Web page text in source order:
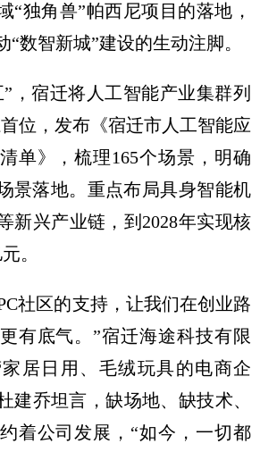
“独角兽”帕西尼项目的落地，
“数智新城”建设的生动注脚。
，宿迁将人工智能产业集群列
位，发布《宿迁市人工智能应
单》，梳理165个场景，明确
景落地。重点布局具身智能机
新兴产业链，到2028年实现核
。
社区的支持，让我们在创业路
有底气。”宿迁海途科技有限
居日用、毛绒玩具的电商企
建乔坦言，缺场地、缺技术、
着公司发展，“如今，一切都